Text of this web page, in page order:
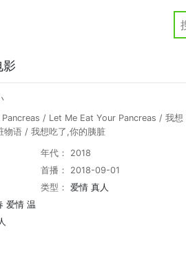
影
/ Let Me Eat Your Pancreas / 我想
物语 / 我想吃了,你的胰脏
年代： 2018
首播： 2018-09-01
类型：爱情 真人
爱情 温